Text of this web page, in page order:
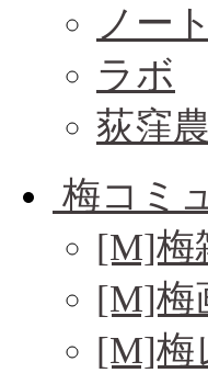
ノート
ラボ
荻窪
梅コミ
[M]梅
[M]梅
[M]梅